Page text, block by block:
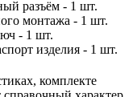
разъём - 1 шт.
монтажа - 1 шт.
- 1 шт.
изделия - 1 шт.
комплекте